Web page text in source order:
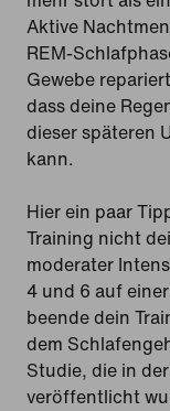
Aktive
REM-
Gewebe
dass deine
dieser späteren
kann.
Hier ein paar
Training nicht
moderater
4 und 6 auf
beende dein
dem
Studie, die in
veröffentlicht